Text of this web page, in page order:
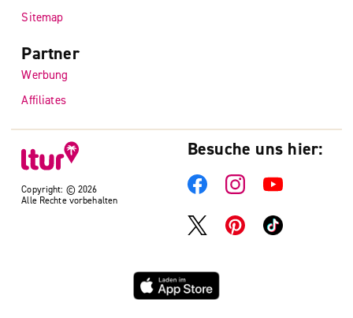
Copyright: © 2026
Alle Rechte vorbehalten
Sitemap
Partner
Werbung
Affiliates
Besuche uns hier: